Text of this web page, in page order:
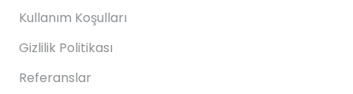
Kullanım Koşulları
Gizlilik Politikası
Referanslar